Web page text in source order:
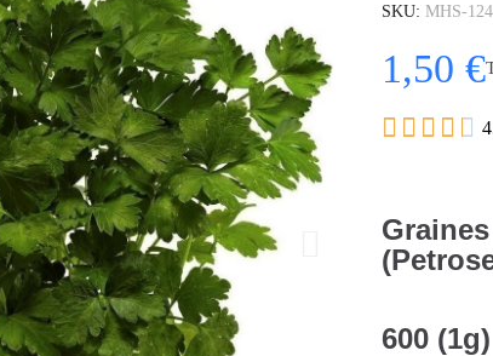
SKU MHS-
1,50 €
    
600